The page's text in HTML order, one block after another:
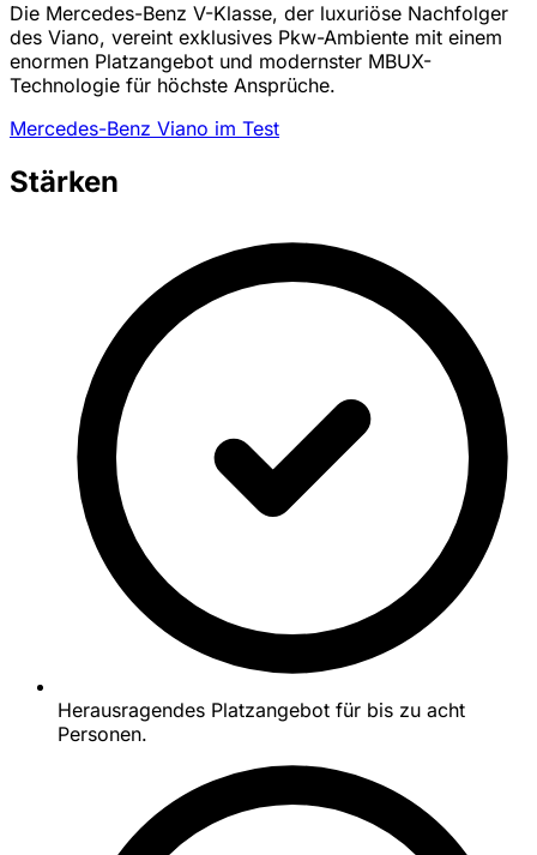
Die Mercedes-Benz V-Klasse, der luxuriöse Nachfolger
des Viano, vereint exklusives Pkw-Ambiente mit einem
enormen Platzangebot und modernster MBUX-
Technologie für höchste Ansprüche.
Mercedes-Benz Viano im Test
Stärken
Herausragendes Platzangebot für bis zu acht
Personen.